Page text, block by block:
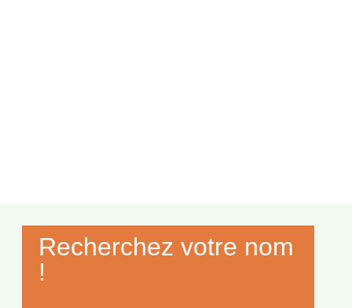
Recherchez votre nom
!